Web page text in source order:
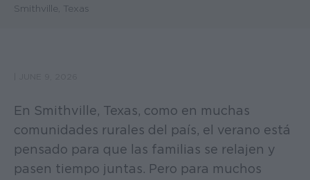
Smithville, Texas
En Smithville, Texas, como en muchas
comunidades rurales del país, el verano está
pensado para que las familias se relajen y
pasen tiempo juntas. Pero para muchos